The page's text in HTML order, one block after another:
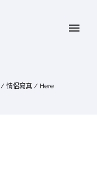
/ 情侶寫真 / Here